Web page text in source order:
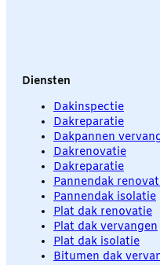
Diensten
Dakinspectie
Dakreparatie
Dakpannen
Dakrenovatie
Dakreparatie
Pannendak
Pannendak isolatie
Plat dak renovatie
Plat dak vervangen
Plat dak isolatie
Bitumen dak